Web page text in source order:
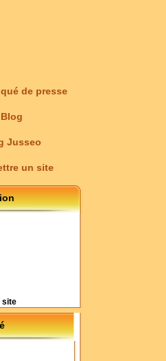
de presse
Blog
Jusseo
un site
site